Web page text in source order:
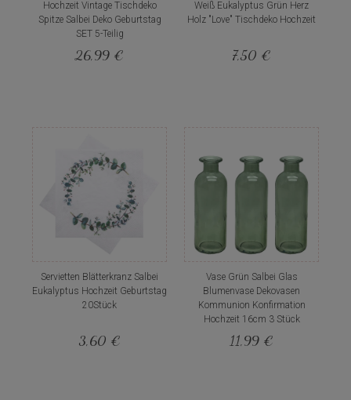
Hochzeit Vintage Tischdeko
Spitze Salbei Deko Geburtstag
SET 5-Teilig
26,99 €
Weiß Eukalyptus Grün Herz
Holz "Love" Tischdeko Hochzeit
7,50 €
Servietten Blätterkranz Salbei
Eukalyptus Hochzeit Geburtstag
20Stück
3,60 €
Vase Grün Salbei Glas
Blumenvase Dekovasen
Kommunion Konfirmation
Hochzeit 16cm 3 Stück
11,99 €